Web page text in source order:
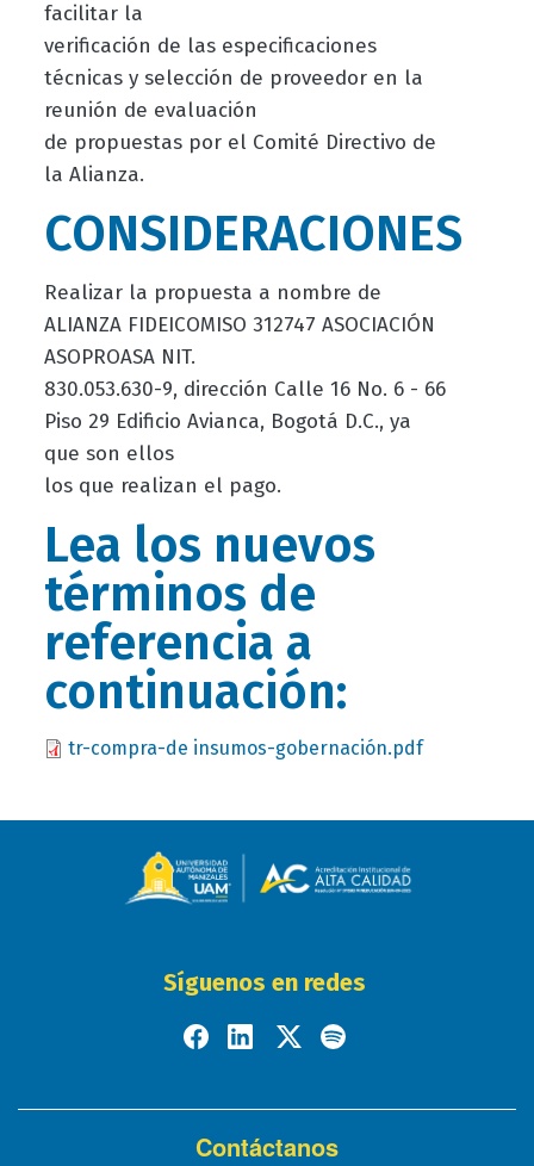
facilitar la
verificación de las especificaciones
técnicas y selección de proveedor en la
reunión de evaluación
de propuestas por el Comité Directivo de
la Alianza.
CONSIDERACIONES
Realizar la propuesta a nombre de
ALIANZA FIDEICOMISO 312747 ASOCIACIÓN
ASOPROASA NIT.
830.053.630-9, dirección Calle 16 No. 6 - 66
Piso 29 Edificio Avianca, Bogotá D.C., ya
que son ellos
los que realizan el pago.
Lea los nuevos
términos de
referencia a
continuación:
Document
tr-compra-de insumos-gobernación.pdf
Síguenos en redes
Contáctanos